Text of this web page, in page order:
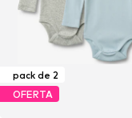
pack de 2
OFERTA